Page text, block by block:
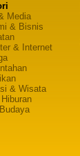
Media
& Bisnis
& Internet
& Wisata